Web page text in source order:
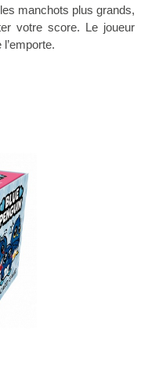
manchots plus grands,
votre score. Le joueur